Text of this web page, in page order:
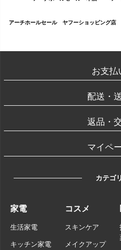
アーチホールセール ヤフーショッピング店
お支払
配送・
返品・
マイペ
カテゴリ
家電
生活家電
キッチン家電
コスメ
スキンケア
メイクアップ